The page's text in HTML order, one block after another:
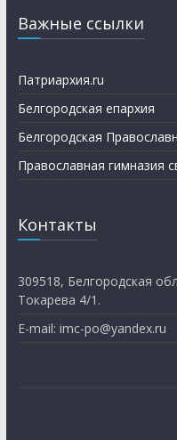
Важные ссылки
Патриархия.ru
Белгородская епархия
Белгородская
Православная гимназия
Контакты
309518, Белгородская
Токарева 4/1.
E-mail: imc-po@yandex.ru